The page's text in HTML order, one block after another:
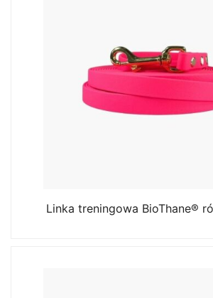
Linka treningowa BioThane®